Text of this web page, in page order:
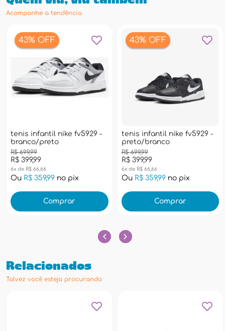
Acompanhe a tendência
43% OFF
tenis infantil nike fv5929 -
branco/preto
R$ 399,99
R$ 699,99
6x de R$ 66,66
Ou R$ 359,99 no pix
Comprar
43% OFF
tenis infantil nike fv5929 -
preto/branco
R$ 399,99
R$ 699,99
6x de R$ 66,66
Ou R$ 359,99no pix
Comprar
Relacionados
Talvez você esteja procurando